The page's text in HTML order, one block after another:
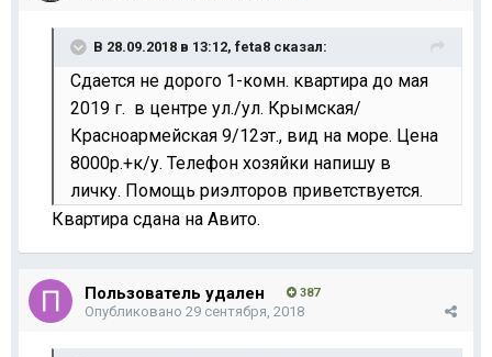
В 28.09.2018 в 13:12, feta8 сказал:
Сдается не дорого 1-комн. квартира до мая
2019 г. в центре ул./ул. Крымская/
Красноармейская 9/12эт., вид на море. Цена
8000р.+к/у. Телефон хозяйки напишу в
личку. Помощь риэлторов приветствуется.
Квартира сдана на Авито.
Пользователь удален 387
Опубликовано 29 сентября, 2018